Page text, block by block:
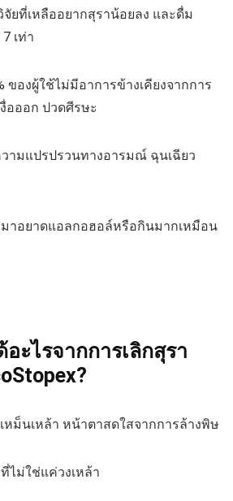
จัยที่เหลืออยากสุราน้อยลง และดื่ม
เท่า
ของผู้ใช้ไม่มีอาการข้างเคียงจากการ
อออก ปวดศีรษะ
ามแปรปรวนทางอารมณ์ ฉุนเฉียว
าอยาดแอลกอฮอล์หรือกินมากเหมือน
ะไรจากการเลิกสุรา
ม็นเหล้า หน้าตาสดใสจากการล้างพิษ
ม่ใช่แค่วงเหล้า